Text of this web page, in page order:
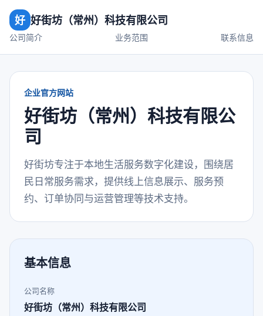
好 好街坊（常州）科技有限公司
公司简介 业务范围 联系信息
企业官方网站
好街坊（常州）科技有限公
司
好街坊专注于本地生活服务数字化建设，围绕居
民日常服务需求，提供线上信息展示、服务预
约、订单协同与运营管理等技术支持。
基本信息
公司名称
好街坊（常州）科技有限公司